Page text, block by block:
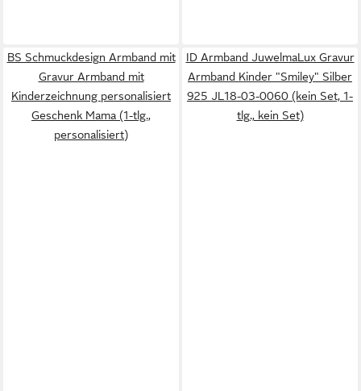
BS Schmuckdesign Armband mit
Gravur Armband mit
Kinderzeichnung personalisiert
Geschenk Mama (1-tlg.,
personalisiert)
ID Armband JuwelmaLux Gravur
Armband Kinder "Smiley" Silber
925 JL18-03-0060 (kein Set, 1-
tlg., kein Set)